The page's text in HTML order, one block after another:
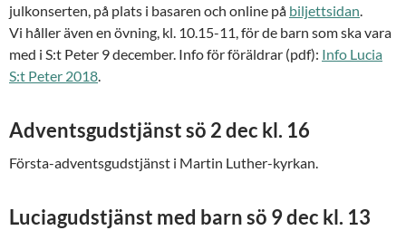
julkonserten, på plats i basaren och online på biljettsidan.
Vi håller även en övning, kl. 10.15-11, för de barn som ska vara
med i S:t Peter 9 december. Info för föräldrar (pdf): Info Lucia
S:t Peter 2018.
Adventsgudstjänst sö 2 dec kl. 16
Första-adventsgudstjänst i Martin Luther-kyrkan.
Luciagudstjänst med barn sö 9 dec kl. 13